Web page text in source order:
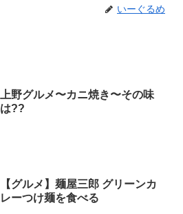
いーぐるめ
上野グルメ〜カニ焼き〜その味
は??
【グルメ】麺屋三郎 グリーンカ
レーつけ麺を食べる